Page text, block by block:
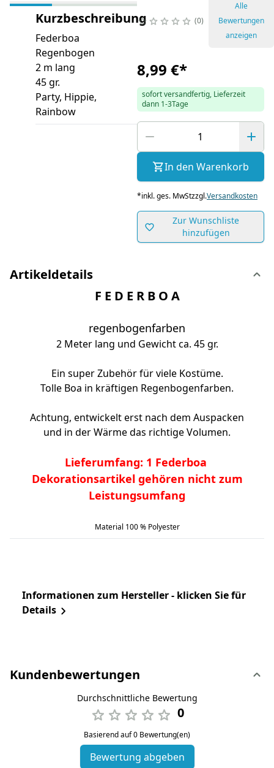
Kurzbeschreibung
Federboa
Regenbogen
2 m lang
45 gr.
Party, Hippie,
Rainbow
0
Alle
Bewertungen
anzeigen
8,99 €*
sofort versandfertig, Lieferzeit
dann 1-3Tage
In den Warenkorb
*inkl. ges. MwStzzgl.Versandkosten
Zur Wunschliste
hinzufügen
Artikeldetails
F E D E R B O A
regenbogenfarben
2 Meter lang und Gewicht ca. 45 gr.
Ein super Zubehör für viele Kostüme.
Tolle Boa in kräftigen Regenbogenfarben.
Achtung, entwickelt erst nach dem Auspacken
und in der Wärme das richtige Volumen.
Lieferumfang: 1 Federboa
Dekorationsartikel gehören nicht zum
Leistungsumfang
Material 100 % Polyester
Informationen zum Hersteller - klicken Sie für
Details
Kundenbewertungen
Durchschnittliche Bewertung
0
Basierend auf 0 Bewertung(en)
Bewertung abgeben